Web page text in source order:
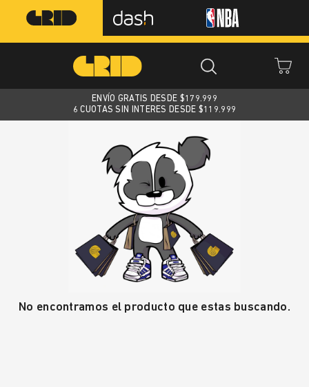
ENVÍO GRATIS DESDE $179.999
6 CUOTAS SIN INTERES DESDE $119.999
No encontramos el producto que estas buscando.